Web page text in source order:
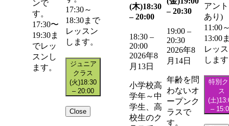
ンで
す。
17:30〜
19:30ま
でレッ
スンし
ます。
17:30～
18:30まで
レッスン
します。
ジュニア
クラス
(火)18:30
– 20:00
Close
(木)18:30
– 20:00
18:30 –
20:00
2026年8
月13日
小学校高
学年～中
学生、高
校生のク
– 20:30
19:00 –
20:30
2026年8
月14日
年齢を問
わないオ
ープンク
ラスで
す。
アン
あり)
11:00
13:00
レッ
しま
特別
ス
(土)
–